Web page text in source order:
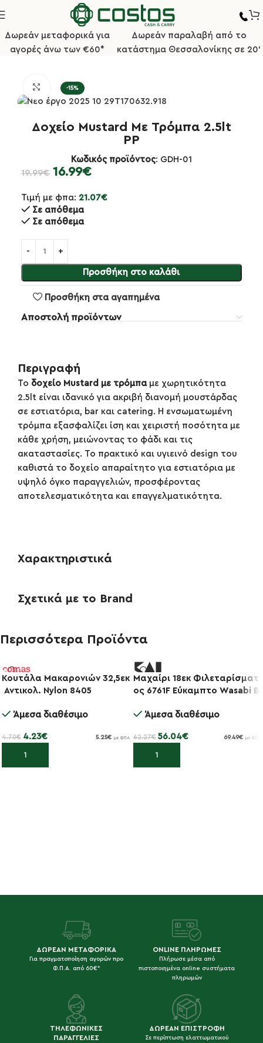
Δωρεάν μεταφορικά για
αγορές άνω των €60*
Δωρεάν παραλαβή από το
κατάστημα Θεσσαλονίκης σε 20'
Αρχική σελίδα Κουζίνα Κετσαπιέρες, Squeeze
-15%
Κλικ για μεγέθυνση
Δοχείο Mustard Με Τρόμπα 2.5lt
PP
Κωδικός προϊόντος: GDH-01
19.99€ 16.99€
Τιμή με φπα: 21.07€
Σε απόθεμα
Σε απόθεμα
Προσθήκη στο καλάθι
Προσθήκη στα αγαπημένα
Αποστολή προϊόντων
Περιγραφή
Το δοχείο Mustard με τρόμπαμε χωρητικότητα
2.5lt είναι ιδανικό για ακριβή διανομή μουστάρδας
σε εστιατόρια, bar και catering. Η ενσωματωμένη
τρόμπα εξασφαλίζει ίση και χειριστή ποσότητα με
κάθε χρήση, μειώνοντας το φάδι και τις
ακαταστασίες. Το πρακτικό και υγιεινό design του
καθιστά το δοχείο απαραίτητο για εστιατόρια με
υψηλό όγκο παραγγελιών, προσφέροντας
αποτελεσματικότητα και επαγγελματικότητα.
Χαρακτηριστικά
Σχετικά με το Brand
Περισσότερα Προϊόντα
-10%
Κουτάλα Μακαρονιών 32,5εκ
Αντικολ. Nylon 8405
Άμεσα διαθέσιμο
4.70€ 4.23€ 5.25€ με ΦΠΑ
Προσθήκη στο καλάθι
Μαχαίρι 18εκ Φιλεταρίσματ
ος 6761F Εύκαμπτο Wasabi B
Άμεσα διαθέσιμο
62.27€ 56.04€ 69.49€ με ΦΠΑ
Προσθήκη στο καλάθι
ΔΩΡΕΑΝ ΜΕΤΑΦΟΡΙΚΑ
Για πραγματοποίηση αγορών προ
Φ.Π.Α. από 60€*
ONLINE ΠΛΗΡΩΜΕΣ
Πλήρωσε μέσα από
πιστοποιημένα online συστήματα
πληρωμών
ΤΗΛΕΦΩΝΙΚΕΣ
ΠΑΡΑΓΓΕΛΙΕΣ
ΔΩΡΕΑΝ ΕΠΙΣΤΡΟΦΗ
Σε περίπτωση ελαττωματικού